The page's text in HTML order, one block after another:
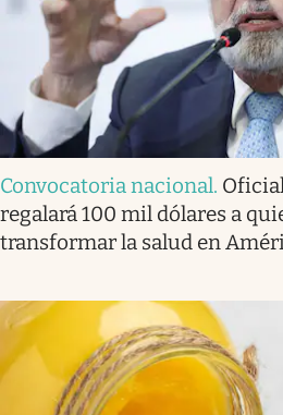
Convocatoria nacional.
regalará 100 mil dólares a
transformar la salud en